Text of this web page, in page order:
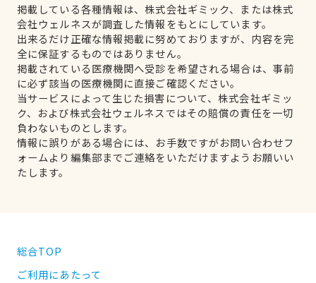
掲載している各種情報は、株式会社ギミック、または株式
会社ウェルネスが調査した情報をもとにしています。
出来るだけ正確な情報掲載に努めておりますが、内容を完
全に保証するものではありません。
掲載されている医療機関へ受診を希望される場合は、事前
に必ず該当の医療機関に直接ご確認ください。
当サービスによって生じた損害について、株式会社ギミッ
ク、および株式会社ウェルネスではその賠償の責任を一切
負わないものとします。
情報に誤りがある場合には、お手数ですがお問い合わせフ
ォームより編集部までご連絡をいただけますようお願いい
たします。
総合TOP
ご利用にあたって